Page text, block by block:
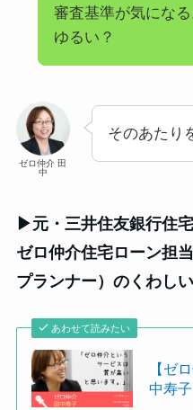
審査基準が気にな
ゆるい？
ゼロ仲介 田
中
そのあたり
▶元・三井住友銀行住
ゼロ仲介住宅ローン担
プランナー）のくわし
あわせて読みたい
【ゼ
中寿